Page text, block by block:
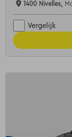
1400 Nivelles,
Vergelijk